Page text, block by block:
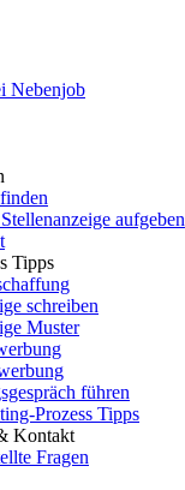
Nebenjob
aufgeben
Tipps
schreiben
Muster
führen
Prozess Tipps
Kontakt
Fragen